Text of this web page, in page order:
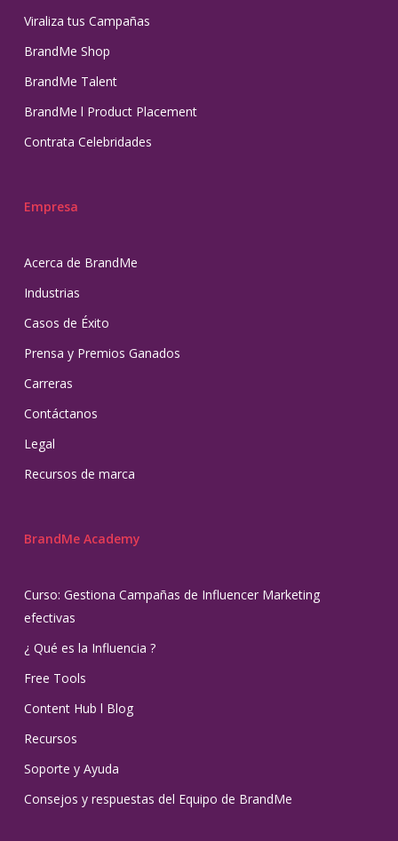
Viraliza tus Campañas
BrandMe Shop
BrandMe Talent
BrandMe l Product Placement
Contrata Celebridades
Empresa
Acerca de BrandMe
Industrias
Casos de Éxito
Prensa y Premios Ganados
Carreras
Contáctanos
Legal
Recursos de marca
BrandMe Academy
Curso: Gestiona Campañas de Influencer Marketing
efectivas
¿ Qué es la Influencia ?
Free Tools
Content Hub l Blog
Recursos
Soporte y Ayuda
Consejos y respuestas del Equipo de BrandMe